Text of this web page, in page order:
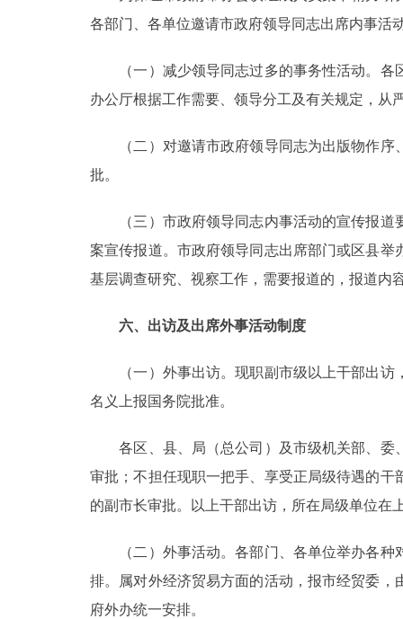
各部门、各单位邀请市政府领导同志出席内事活
（一）减少领导同志过多的事务性活动。各
办公厅根据工作需要、领导分工及有关规定，从
（二）对邀请市政府领导同志为出版物作序
批。
（三）市政府领导同志内事活动的宣传报道
案宣传报道。市政府领导同志出席部门或区县
基层调查研究、视察工作，需要报道的，报道内
六、出访及出席外事活动制度
（一）外事出访。现职副市级以上干部出访
名义上报国务院批准。
各区、县、局（总公司）及市级机关部、委
审批；不担任现职一把手、享受正局级待遇的
的副市长审批。以上干部出访，所在局级单位在
（二）外事活动。各部门、各单位举办各种
排。属对外经济贸易方面的活动，报市经贸委
府外办统一安排。